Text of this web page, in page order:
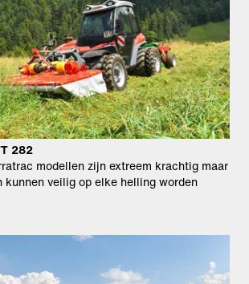
282
modellen zijn extreem krachtig maar
kunnen veilig op elke helling worden